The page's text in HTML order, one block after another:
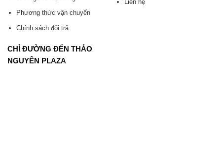
Phương thức vận chuyển
Chính sách đổi trả
Liên hệ
CHỈ ĐƯỜNG ĐẾN THẢO
NGUYÊN PLAZA